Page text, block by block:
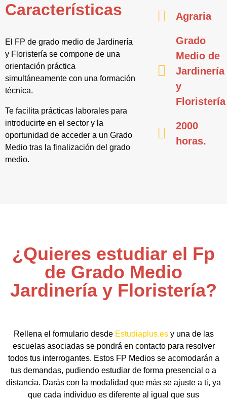
Características
El FP de grado medio de Jardinería
y Floristería se compone de una
orientación práctica
simultáneamente con una formación
técnica.
Te facilita prácticas laborales para
introducirte en el sector y la
oportunidad de acceder a un Grado
Medio tras la finalización del grado
medio.
Agraria
Grado
Medio de
Jardinería
y
Floristería
2000
horas.
¿Quieres estudiar el Fp
de Grado Medio
Jardinería y Floristería?
Rellena el formulario desde Estudiaplus.esy una de las
escuelas asociadas se pondrá en contacto para resolver
todos tus interrogantes. Estos FP Medios se acomodarán a
tus demandas, pudiendo estudiar de forma presencial o a
distancia. Darás con la modalidad que más se ajuste a ti, ya
que cada individuo es diferente al igual que sus